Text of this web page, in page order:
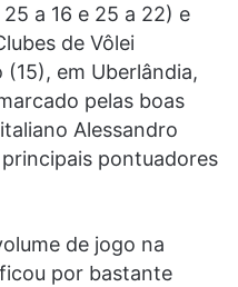
a 16 e 25 a 22) e
de Vôlei
em Uberlândia,
pelas boas
Alessandro
pontuadores
de jogo na
por bastante